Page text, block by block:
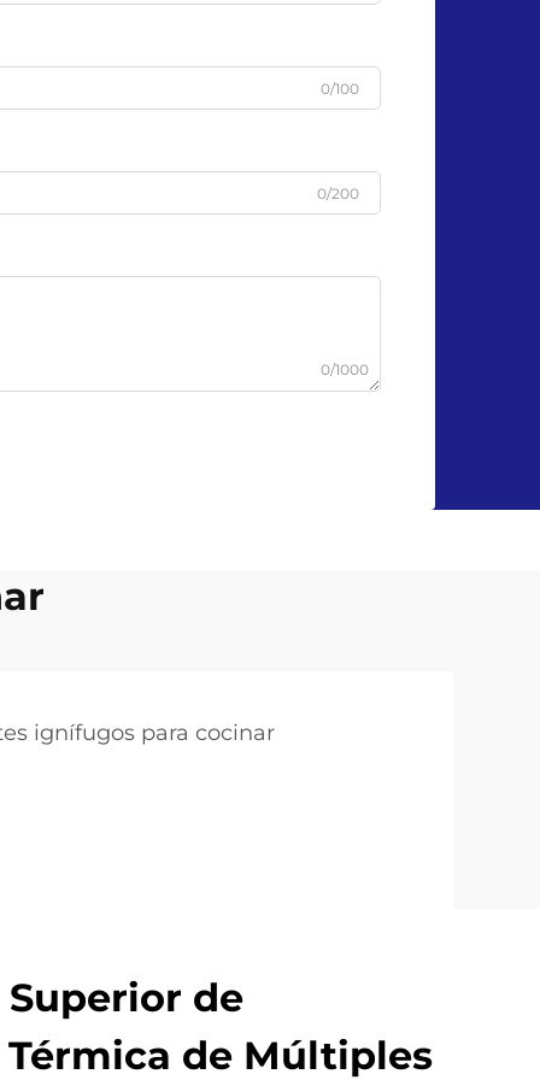
0/100
0/200
0/1000
ignífugos para cocinar
de
de Múltiples